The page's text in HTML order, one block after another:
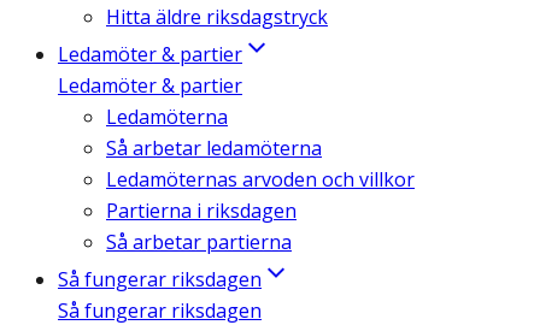
Hitta äldre riksdagstryck
Ledamöter & partier
Ledamöter & partier
Ledamöterna
Så arbetar ledamöterna
Ledamöternas arvoden och villkor
Partierna i riksdagen
Så arbetar partierna
Så fungerar riksdagen
Så fungerar riksdagen